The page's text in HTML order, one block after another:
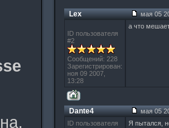
Lex мая 05
ID пользователя
#2
Сообщений: 228
Зарегистрирован:
ноя 09 2007,
13:28
а что
Dante4
мая 05
ID пользователя
Я пытался,